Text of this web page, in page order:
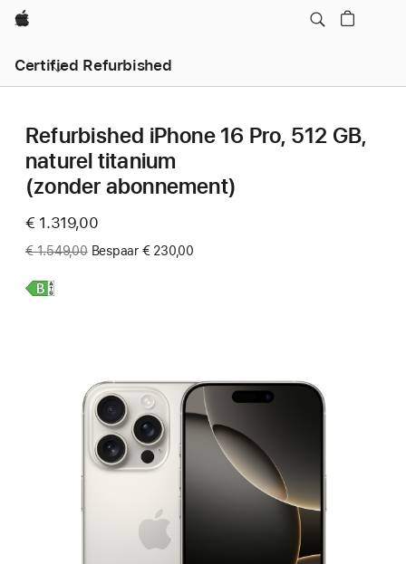
Apple
Certified Refurbished
Refurbished iPhone 16 Pro, 512 GB,
naturel titanium
(zonder abonnement)
Now
€ 1.319,00
Was
€ 1.549,00 Bespaar € 230,00
Meer